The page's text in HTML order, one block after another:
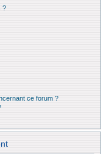
?
ce forum ?